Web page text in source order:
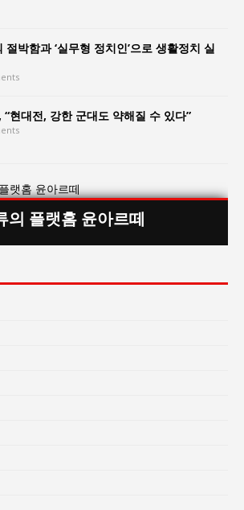
절박함과 ‘실무형 정치인’으로 생활정치 실
“현대전, 강한 군대도 약해질 수 있다”
의 플랫홈 윤아르떼